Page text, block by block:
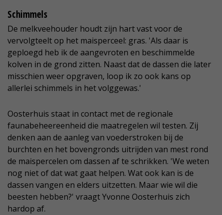
Schimmels
De melkveehouder houdt zijn hart vast voor de
vervolgteelt op het maisperceel: gras. 'Als daar is
geploegd heb ik de aangevroten en beschimmelde
kolven in de grond zitten. Naast dat de dassen die later
misschien weer opgraven, loop ik zo ook kans op
allerlei schimmels in het volggewas.'
Oosterhuis staat in contact met de regionale
faunabeheereenheid die maatregelen wil testen. Zij
denken aan de aanleg van voederstroken bij de
burchten en het bovengronds uitrijden van mest rond
de maispercelen om dassen af te schrikken. 'We weten
nog niet of dat wat gaat helpen. Wat ook kan is de
dassen vangen en elders uitzetten. Maar wie wil die
beesten hebben?' vraagt Yvonne Oosterhuis zich
hardop af.